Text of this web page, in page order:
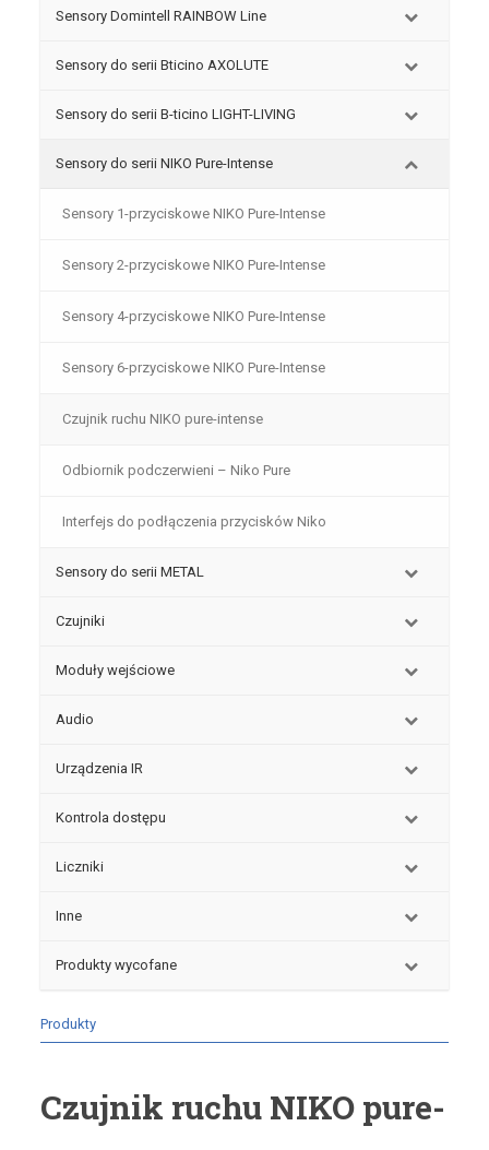
Sensory Domintell RAINBOW Line
Sensory do serii Bticino AXOLUTE
Sensory do serii B-ticino LIGHT-LIVING
Sensory do serii NIKO Pure-Intense
Sensory 1-przyciskowe NIKO Pure-Intense
Sensory 2-przyciskowe NIKO Pure-Intense
Sensory 4-przyciskowe NIKO Pure-Intense
Sensory 6-przyciskowe NIKO Pure-Intense
Czujnik ruchu NIKO pure-intense
Odbiornik podczerwieni – Niko Pure
Interfejs do podłączenia przycisków Niko
Sensory do serii METAL
Czujniki
Moduły wejściowe
Audio
Urządzenia IR
Kontrola dostępu
Liczniki
Inne
Produkty wycofane
Produkty
Czujnik ruchu NIKO pure-